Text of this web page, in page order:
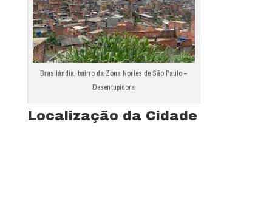
Brasilândia, bairro da Zona Nortes de São Paulo –
Desentupidora
Localização da Cidade